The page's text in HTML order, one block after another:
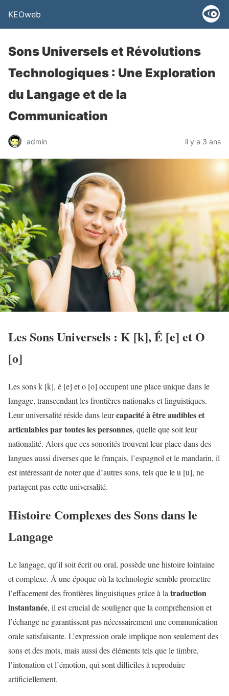
KEOweb
Sons Universels et Révolutions
Technologiques : Une Exploration
du Langage et de la
Communication
admin il y a 3 ans
Les Sons Universels : K [k], É [e] et O
[o]
Les sons k [k], é [e] et o [o] occupent une place unique dans le
langage, transcendant les frontières nationales et linguistiques.
Leur universalité réside dans leurcapacité à être audibles et
articulables par toutes les personnes, quelle que soit leur
nationalité. Alors que ces sonorités trouvent leur place dans des
langues aussi diverses que le français, l’espagnol et le mandarin, il
est intéressant de noter que d’autres sons, tels que le u [u], ne
partagent pas cette universalité.
Histoire Complexes des Sons dans le
Langage
Le langage, qu’il soit écrit ou oral, possède une histoire lointaine
et complexe. À une époque où la technologie semble promettre
l’effacement des frontières linguistiques grâce à la traduction
instantanée, il est crucial de souligner que la compréhension et
l’échange ne garantissent pas nécessairement une communication
orale satisfaisante. L’expression orale implique non seulement des
sons et des mots, mais aussi des éléments tels que le timbre,
l’intonation et l’émotion, qui sont difficiles à reproduire
artificiellement.